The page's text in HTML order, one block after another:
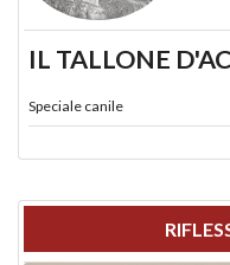
IL TALLONE
Speciale canile